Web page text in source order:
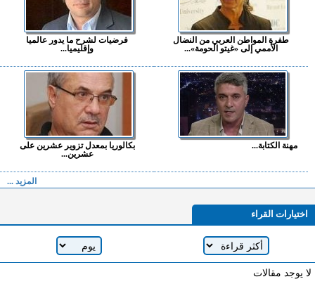
طفرة المواطن العربي من النضال
الأممي إلى «غيتو الحومة»...
فرضيات لشرح ما يدور عالميا
وإقليميا...
مهنة الكتابة...
بكالوريا بمعدل تزوير عشرين على
عشرين...
المزيد ...
اختيارات القراء
لا يوجد مقالات